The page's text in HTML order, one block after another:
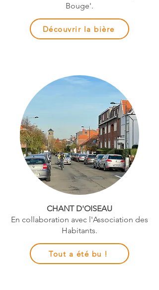
Bouge'.
Découvrir la bière
CHANT D'OISEAU
En collaboration avec l'Association des
Habitants.
Tout a été bu !